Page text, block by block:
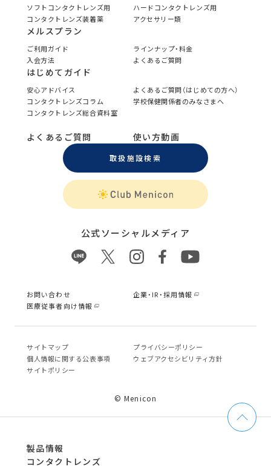
ソフトコンタクトレンズ用
ハードコンタクトレンズ用
コンタクトレンズ装着薬
アクセサリー類
メルスプラン
ご利用ガイド
ラインナップ・料金
入会方法
よくあるご質問
はじめてガイド
安心アドバイス
よくあるご質問（はじめての方へ）
コンタクトレンズコラム
学校保健関係者のみなさまへ
コンタクトレンズ総合資料室
よくあるご質問 使い方動画
取扱施設検索
公式ソーシャルメディア
お問い合わせ
企業・IR・採用情報
医療従事者向け情報
サイトマップ
プライバシーポリシー
個⼈情報に関する公表事項
ウェブアクセシビリティ方針
サイトポリシー
© Menicon
製品情報
コンタクトレンズ